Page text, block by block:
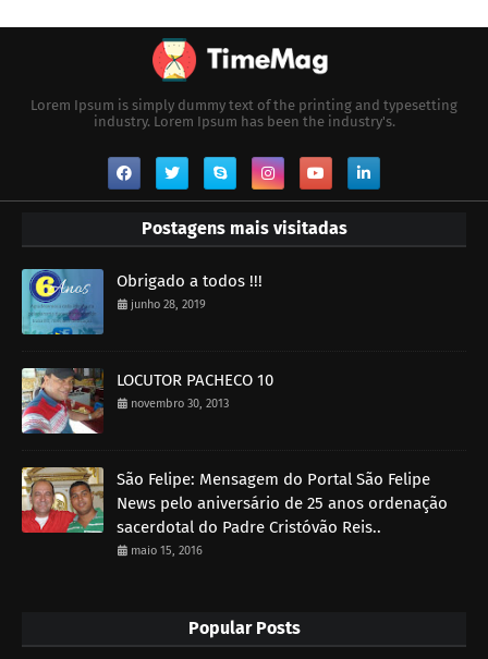
Lorem Ipsum is simply dummy text of the printing and typesetting
industry. Lorem Ipsum has been the industry's.
Postagens mais visitadas
Obrigado a todos !!!
junho 28, 2019
LOCUTOR PACHECO 10
novembro 30, 2013
São Felipe: Mensagem do Portal São Felipe
News pelo aniversário de 25 anos ordenação
sacerdotal do Padre Cristóvão Reis..
maio 15, 2016
Popular Posts